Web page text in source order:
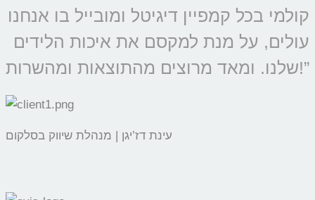
קולמי בכל קמפיין דיגיטל ומובייל בו אנחנו
עולים, על מנת למקסם את איכות הלידים
שלנו. ומאד מרוצים מהתוצאות ומהשרות!”
עינת דז’יגן | מנהלת שיווק בסלקום